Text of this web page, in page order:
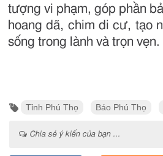
tượng vi phạm, góp phần
hoang dã, chim di cư, tạo
sống trong lành và trọn vẹn.
Tỉnh Phú Thọ Báo Phú Thọ
Chia sẻ ý kiến của bạn ...